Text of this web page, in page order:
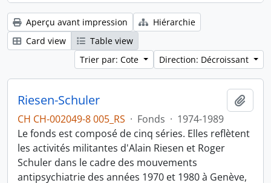
Aperçu avant impression
Hiérarchie
Card view
Table view
Trier par: Cote
Direction: Décroissant
Riesen-Schuler
CH CH-002049-8 005_RS · Fonds · 1974-1989
Le fonds est composé de cinq séries. Elles reflètent
les activités militantes d'Alain Riesen et Roger
Schuler dans le cadre des mouvements
antipsychiatrie des années 1970 et 1980 à Genève,